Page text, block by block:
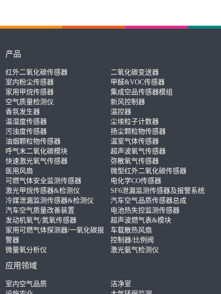
天然工质，常见的有R290等。为
产品
红外二氧化碳传感器
二氧化碳变送器
室内粉尘传感器
甲醛&VOC传感器
家用甲烷传感器
集成空品传感器模组
空气质量检测仪
新风控制器
香氛发生器
温控器
温湿度传感器
尘埃粒子计数器
污浊度传感器
扬尘颗粒物传感器
油烟颗粒物传感器
温室气体传感器
呼气末二氧化碳模块
超声波氧气传感器
快速激光氧气传感器
弥散氧气传感器
医用风扇
微型红外二氧化碳传感器
可燃气体安全监测传感器
电化学CO传感器
激光甲烷传感器&检测仪
SF6泄漏监测传感器及报警系统
冷媒泄漏监测传感器&检测仪
汽车空气品质传感器总成
汽车空气质量改善装置
电池热失控监测传感器
发动机氧气/氮氧传感器
超声波燃气表&模块
家用可燃气体探测器/一氧化碳报
警器
车载散热风扇
控制器/比例阀
微量氧分析仪
激光氨气检测仪
应用领域
室内空气品质
洁净室